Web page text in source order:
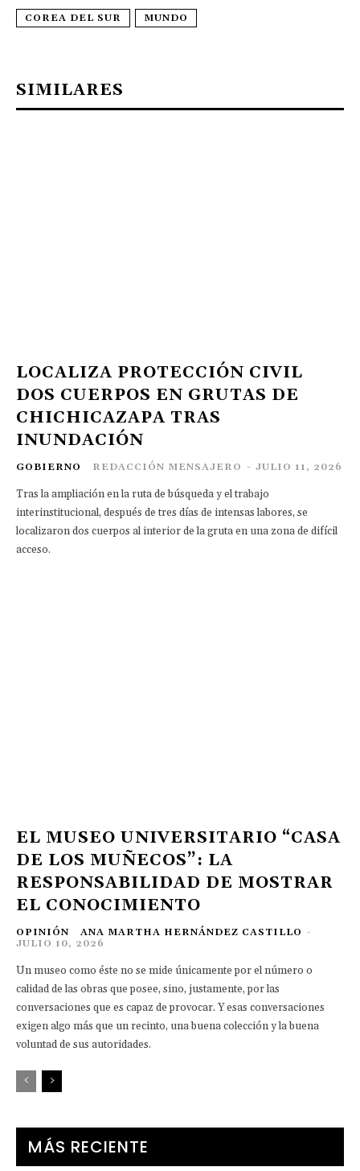
COREA DEL SUR MUNDO
SIMILARES
LOCALIZA PROTECCIÓN CIVIL
DOS CUERPOS EN GRUTAS DE
CHICHICAZAPA TRAS
INUNDACIÓN
GOBIERNO REDACCIÓN MENSAJERO - JULIO 11, 2026
Tras la ampliación en la ruta de búsqueda y el trabajo
interinstitucional, después de tres días de intensas labores, se
localizaron dos cuerpos al interior de la gruta en una zona de difícil
acceso.
EL MUSEO UNIVERSITARIO “CASA
DE LOS MUÑECOS”: LA
RESPONSABILIDAD DE MOSTRAR
EL CONOCIMIENTO
OPINIÓN ANA MARTHA HERNÁNDEZ CASTILLO -
JULIO 10, 2026
Un museo como éste no se mide únicamente por el número o
calidad de las obras que posee, sino, justamente, por las
conversaciones que es capaz de provocar. Y esas conversaciones
exigen algo más que un recinto, una buena colección y la buena
voluntad de sus autoridades.
MÁS RECIENTE